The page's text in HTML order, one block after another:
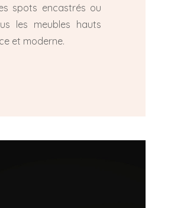
spots encastrés ou
les meubles hauts
et moderne.